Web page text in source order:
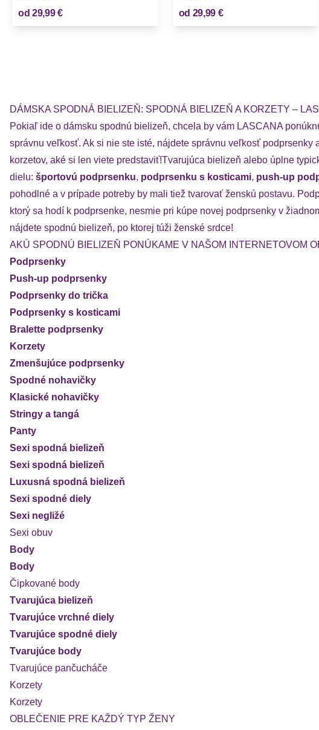
od 29,99 €
od 29,99 €
DÁMSKA SPODNÁ BIELIZEŇ: SPODNÁ BIELIZEŇ A KORZETY –
Pokiaľ ide o dámsku spodnú bielizeň, chcela by vám LASCANA
správnu veľkosť. Ak si nie ste isté, nájdete správnu veľkosť
korzetov, aké si len viete predstaviť!Tvarujúca bielizeň alebo úplne
dielu: športovú podprsenku, podprsenku s kosticami, push-up
pohodlné a v prípade potreby by mali tiež tvarovať ženskú postavu.
ktorý sa hodí k podprsenke, nesmie pri kúpe novej podprsenky v
nájdete spodnú bielizeň, po ktorej túži ženské srdce!
AKÚ SPODNÚ BIELIZEŇ PONÚKAME V NAŠOM INTERNETOVOM
Podprsenky
Push-up podprsenky
Podprsenky do trička
Podprsenky s kosticami
Bralette podprsenky
Korzety
Zmenšujúce podprsenky
Spodné nohavičky
Klasické nohavičky
Stringy a tangá
Panty
Sexi spodná bielizeň
Sexi spodná bielizeň
Luxusná spodná bielizeň
Sexi spodné diely
Sexi negližé
Sexi obuv
Body
Body
Čipkované body
Tvarujúca bielizeň
Tvarujúce vrchné diely
Tvarujúce spodné diely
Tvarujúce body
Tvarujúce pančucháče
Korzety
Korzety
OBLEČENIE PRE KAŽDÝ TYP ŽENY